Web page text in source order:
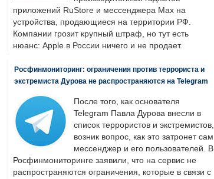
приложений RuStore и мессенджера Max на
устройства, продающиеся на территории РФ.
Компании грозит крупный штраф, но тут есть
нюанс: Apple в России ничего и не продает.
Росфинмониторинг: ограничения против террориста и
экстремиста Дурова не распространяются на Telegram
После того, как основателя
Telegram Павла Дурова внесли в
список террористов и экстремистов,
возник вопрос, как это затронет сам
мессенджер и его пользователей. В
Росфинмониторинге заявили, что на сервис не
распространяются ограничения, которые в связи с